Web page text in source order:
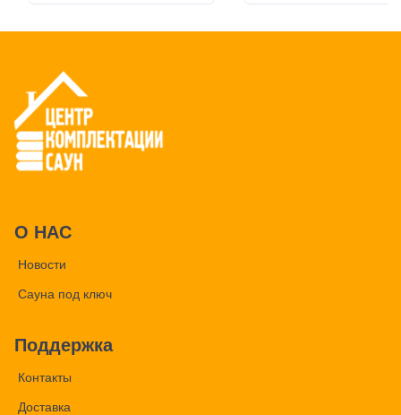
О НАС
Новости
Сауна под ключ
Поддержка
Контакты
Доставка